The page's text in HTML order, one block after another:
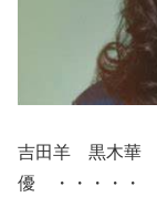
吉田羊 黒木華
優 ・・・・・